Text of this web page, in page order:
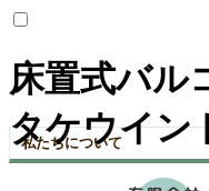
床置式バル
タケウイン
私たちについて